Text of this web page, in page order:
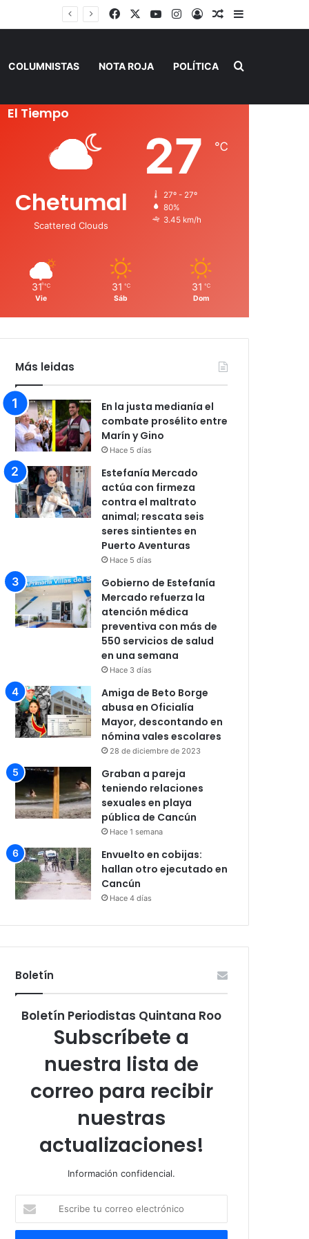
FacebookYouTubeInstagram
AccesoPublicación al
Barra lateral
COLUMNISTAS NOTA ROJA POLÍTICA Buscar por
El Tiempo
Chetumal
Scattered Clouds
27 ℃
27º - 27º
80%
3.45 km/h
31 ℃
Vie
31 ℃
Sáb
31 ℃
Dom
Más leidas
En la justa medianía el
combate prosélito entre
Marín y Gino
Hace 5 días
Estefanía Mercado
actúa con firmeza
contra el maltrato
animal; rescata seis
seres sintientes en
Puerto Aventuras
Hace 5 días
Gobierno de Estefanía
Mercado refuerza la
atención médica
preventiva con más de
550 servicios de salud
en una semana
Hace 3 días
Amiga de Beto Borge
abusa en Oficialía
Mayor, descontando en
nómina vales escolares
28 de diciembre de 2023
Graban a pareja
teniendo relaciones
sexuales en playa
pública de Cancún
Hace 1 semana
Envuelto en cobijas:
hallan otro ejecutado en
Cancún
Hace 4 días
Boletín
Boletín Periodistas Quintana Roo
Subscríbete a
nuestra lista de
correo para recibir
nuestras
actualizaciones!
Información confidencial.
tu
correo